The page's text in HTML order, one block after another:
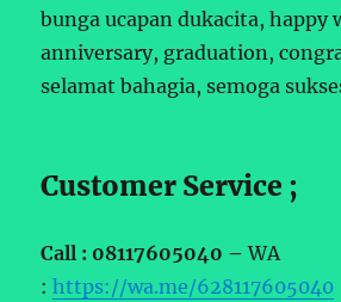
bunga ucapan dukacita, happy
anniversary, graduation,
selamat bahagia, semoga
Customer Service ;
Call : 08117605040 –WA
:https://wa.me/628117605040